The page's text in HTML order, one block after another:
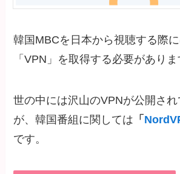
韓国MBCを日本から視聴する際
「VPN」を取得する必要がありま
世の中には沢山のVPNが公開さ
が、韓国番組に関しては 「
です。